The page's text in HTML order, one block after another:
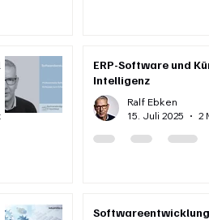
ERP-Software und
Intelligenz
Ralf Ebken
15. Juli 2025
2